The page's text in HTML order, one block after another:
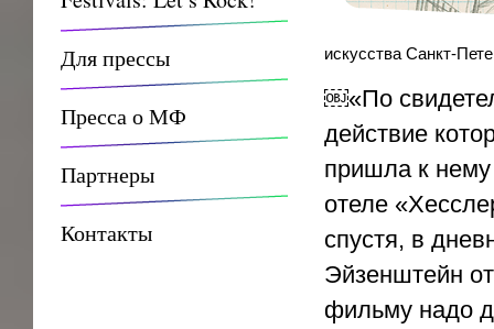
Для прессы
Пресса о МФ
Партнеры
Контакты
искусства Санкт-
￼«По
действие
пришла к нему
отеле
спустя, в
Эйзенштейн
фильму надо